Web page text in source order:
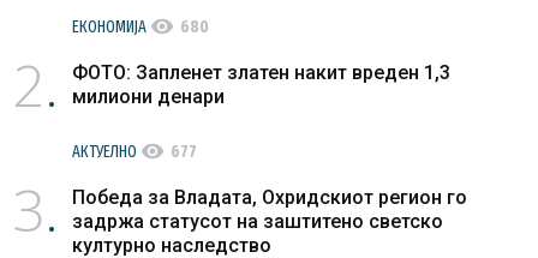
ЕКОНОМИЈА visibility 680
2
ФОТО: Запленет златен накит вреден 1,3
милиони денари
АКТУЕЛНО visibility 677
3
Победа за Владата, Охридскиот регион го
задржа статусот на заштитено светско
културно наследство